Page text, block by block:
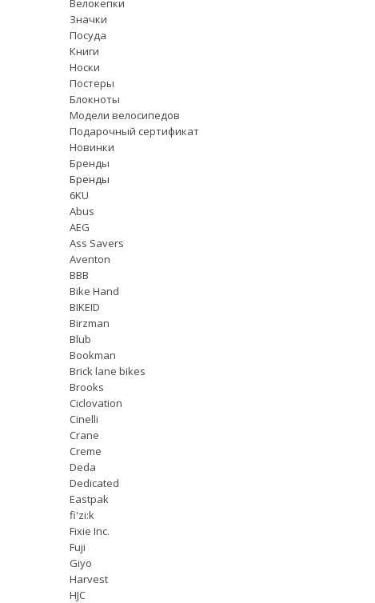
Велокепки
Значки
Посуда
Книги
Носки
Постеры
Блокноты
Модели велосипедов
Подарочный сертификат
Новинки
Бренды
Бренды
6KU
Abus
AEG
Ass Savers
Aventon
BBB
Bike Hand
BIKEID
Birzman
Blub
Bookman
Brick lane bikes
Brooks
Ciclovation
Cinelli
Crane
Creme
Deda
Dedicated
Eastpak
fi'zi:k
Fixie Inc.
Fuji
Giyo
Harvest
HJC